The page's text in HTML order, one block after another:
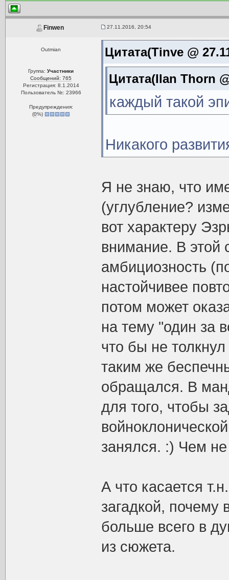
Finwen 27.11.2016, 20:54
Outmian
Группа:Участники
Сообщений: 765
Регистрация: 8.1.2014
Пользователь №: 23966
Предупреждения:
(0%)
Цитата(Tinve @
Цитата(Ilan Thorn
каждый такой
Никакого
Я не знаю, что
(углубление?
вот характеру
внимание. В этой
амбициозность
настойчивее
потом может
на тему "один за
что бы не
таким же
обращался. В
для того, чтобы
занялся. :) Чем не
А что касается
загадкой, почему
больше всего в
из сюжета.